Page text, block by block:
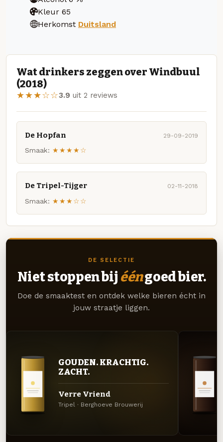
Kleur 65
Herkomst Duitsland
Wat drinkers zeggen over Windbuul
(2018)
★★★☆☆3.9 uit 2 reviews
De Hopfan 29-09-2019
Smaak: ★★★★☆
De Tripel-Tijger 02-11-2018
Smaak: ★★★☆☆
DE SELECTIE
Niet stoppen bij ééngoed bier.
Doe de smaaktest en ontdek welke bieren écht in
jouw straatje liggen.
GOUDEN. KRACHTIG.
ZACHT.
Verre Vriend
Tripel · Berghoeve Brouwerij